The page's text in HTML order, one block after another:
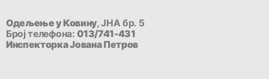
Одељење у Ковину, ЈНА бр. 5
Број телефона:013/741-431
Инспекторка Јована Петров